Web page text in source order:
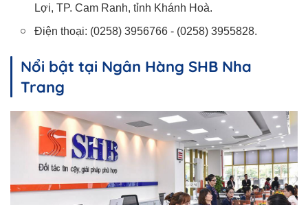
Lợi, TP. Cam Ranh, tỉnh Khánh Hoà.
Điện thoại: (0258) 3956766 - (0258) 3955828.
Nổi bật tại Ngân Hàng SHB Nha
Trang